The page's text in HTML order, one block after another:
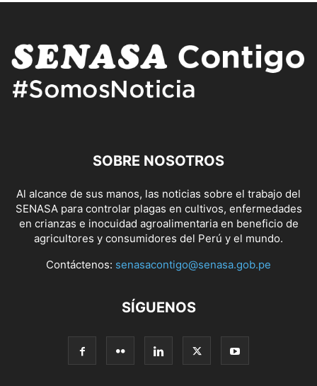
SOBRE NOSOTROS
Al alcance de sus manos, las noticias sobre el trabajo del
SENASA para controlar plagas en cultivos, enfermedades
en crianzas e inocuidad agroalimentaria en beneficio de
agricultores y consumidores del Perú y el mundo.
Contáctenos: senasacontigo@senasa.gob.pe
SÍGUENOS